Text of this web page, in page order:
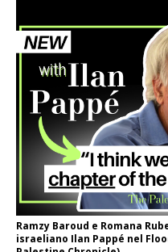
Ramzy Baroud e Romana
israeliano Ilan Pappé nel